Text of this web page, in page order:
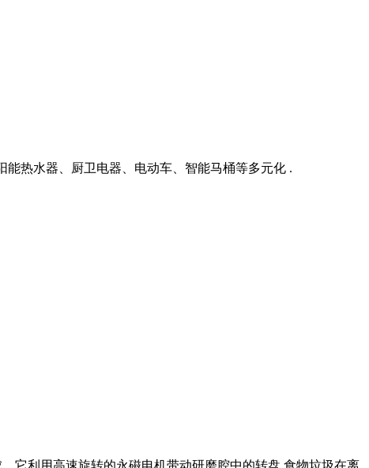
能热水器、厨卫电器、电动车、智能马桶等多元化 .
它利用高速旋转的永磁电机带动研磨腔中的转盘,食物垃圾在离